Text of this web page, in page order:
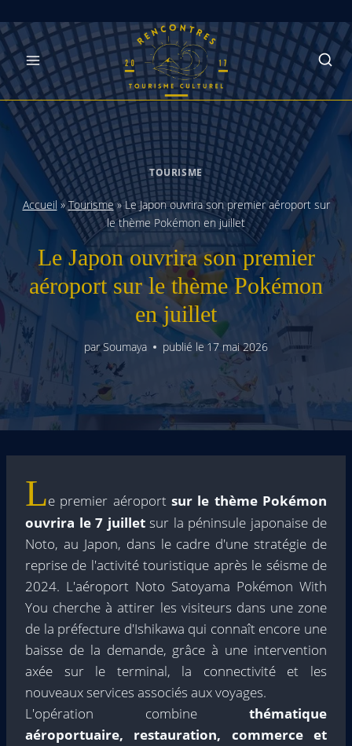
Skip
to
content
TOURISME
Accueil »Tourisme»Le Japon ouvrira son premier aéroport sur
le thème Pokémon en juillet
Le Japon ouvrira son premier
aéroport sur le thème Pokémon
en juillet
parSoumaya publié le17 mai 2026
Le premier aéroportsur le thème Pokémon
ouvrira le 7 juilletsur la péninsule japonaise de
Noto, au Japon, dans le cadre d'une stratégie de
reprise de l'activité touristique après le séisme de
2024. L'aéroport Noto Satoyama Pokémon With
You cherche à attirer les visiteurs dans une zone
de la préfecture d'Ishikawa qui connaît encore une
baisse de la demande, grâce à une intervention
axée sur le terminal, la connectivité et les
nouveaux services associés aux voyages.
L'opération combine thématique
aéroportuaire, restauration, commerce et